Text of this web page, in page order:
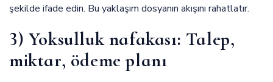
şekilde ifade edin. Bu yaklaşım dosyanın akışını rahatlatır.
3) Yoksulluk nafakası: Talep,
miktar, ödeme planı